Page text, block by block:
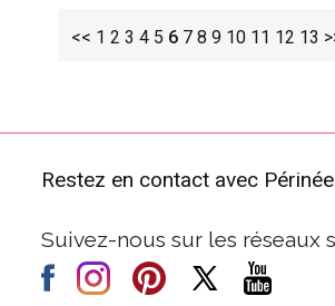
<< 1 2 3 4 5 6 7 8 9 10 11 12 13
Restez en contact avec
Suivez-nous sur les réseaux